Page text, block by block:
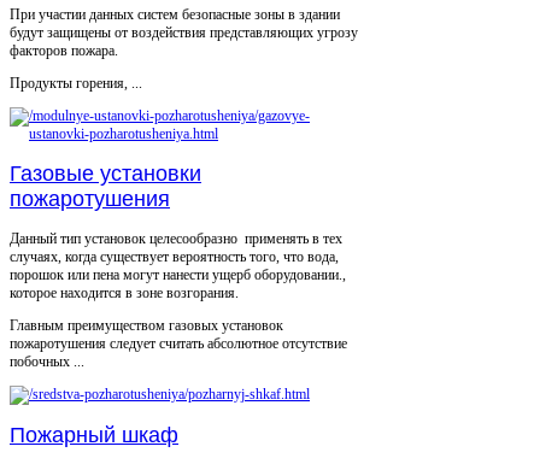
При участии данных систем безопасные зоны в здании
будут защищены от воздействия представляющих угрозу
факторов пожара.
Продукты горения, ...
Газовые установки
пожаротушения
Данный тип установок целесообразно применять в тех
случаях, когда существует вероятность того, что вода,
порошок или пена могут нанести ущерб оборудовании.,
которое находится в зоне возгорания.
Главным преимуществом газовых установок
пожаротушения следует считать абсолютное отсутствие
побочных ...
Пожарный шкаф